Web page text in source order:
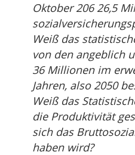
Oktober 206 26,5
Weiß das
von den angeblich
36 Millionen im
Jahren, also 2050
Weiß das
die Produktivität
sich das
haben wird?